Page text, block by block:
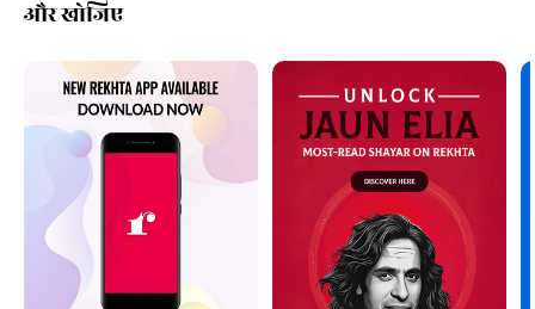
और खोजिए